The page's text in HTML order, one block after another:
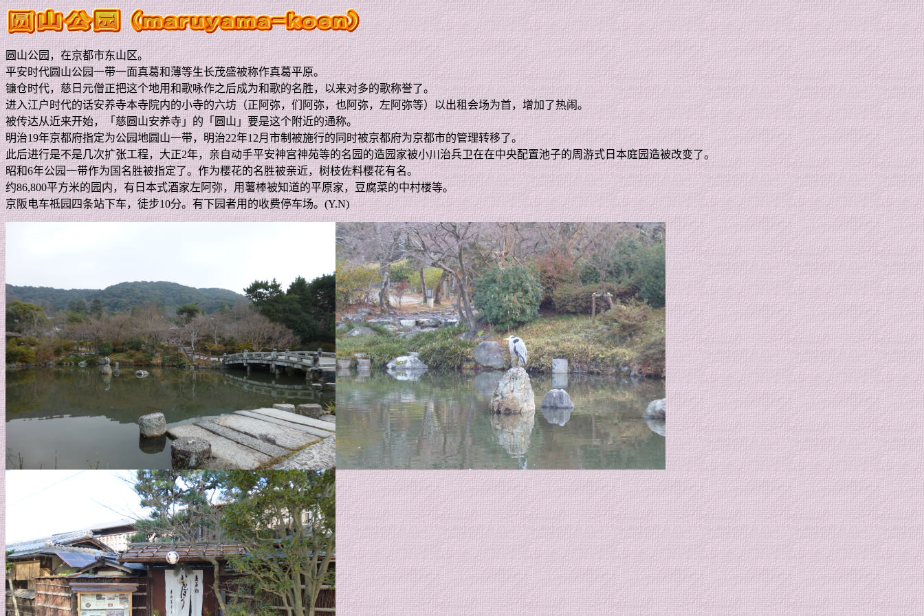
圆山公园，在京都市东山区。
平安时代圆山公园一带一面真葛和薄等生长茂盛被称作真葛平原。
镰仓时代，慈日元僧正把这个地用和歌咏作之后成为和歌的名胜，以来对多的歌称誉了。
进入江户时代的话安养寺本寺院内的小寺的六坊（正阿弥，们阿弥，也阿弥，左阿弥等）以出租会场为首，增加了热闹。
被传达从近来开始，「慈圆山安养寺」的「圆山」要是这个附近的通称。
明治19年京都府指定为公园地圆山一带，明治22年12月市制被施行的同时被京都府为京都市的管理转移了。
此后进行是不是几次扩张工程，大正2年，亲自动手平安神宫神苑等的名园的造园家被小川治兵卫在在中央配置池子的周游式日本庭园造被改变了。
昭和6年公园一带作为国名胜被指定了。作为樱花的名胜被亲近，树枝佐料樱花有名。
约86,800平方米的园内，有日本式酒家左阿弥，用薯棒被知道的平原家，豆腐菜的中村楼等。
京阪电车祗园四条站下车，徒步10分。有下园者用的收费停车场。(Y.N)